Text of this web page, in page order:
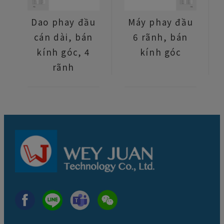
Dao phay đầu
cán dài, bán
kính góc, 4
rãnh
Máy phay đầu
6 rãnh, bán
kính góc